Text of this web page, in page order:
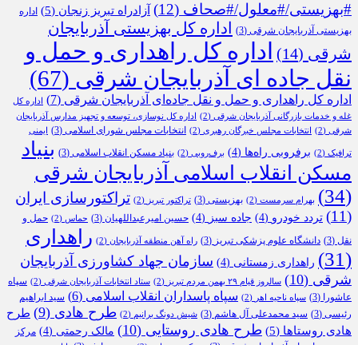
#بهزیستی/#معلول/#صحاف (12) آزادراه تبریز زنجان (5)
اداره
بهزیستی آذربایجان شرقی (3)
اداره کل بهزیستی آذربایجان
شرقی (14)
اداره کل راهداری و حمل و
نقل جاده ای آذربایجان شرقی (67)
اداره کل راهداری و حمل و نقل جاده‌ای آذربایجان شرقی (7)
اداره کل
غله و خدمات بازرگانی آذربایجان شرقی (2)
اداره کل نوسازی، توسعه و تجهیز مدارس آذربایجان
شرقی (2) انتخابات مجلس خبرگان رهبری (2) انتخابات مجلس شورای اسلامی (3) ایمنی
ترافیک (2) برفروبی راه‌ها (4) برف‌روبی (2) بنیاد مسکن انقلاب اسلامی (3)
بنیاد
مسکن انقلاب اسلامی آذربایجان شرقی
(34)
بهرام سرمست (2) بهزیستی (3) تراکتور تبریز (2)
تراکتورسازی ایران
(11)
تردد خودرو (4) جاده سبز (4) حسین امیرعبداللهیان (3) حماس (2)
حمل و
نقل (3) دانشگاه علوم پزشکی تبریز (3) راه آهن منطقه آذربایجان (2)
راهداری
(31)
راهداری زمستانی (4)
سازمان جهاد کشاورزی آذربایجان
شرقی (10) سالروز قیام ۲۹ بهمن مردم تبریز (2) ستاد انتخابات آذربایجان شرقی (2)
سپاه
عاشورا
(3) سپاه ناحیه اهر (2) سپاه پاسداران انقلاب اسلامی (6)
سید ابراهیم
رئیسی (3) سید محمدعلی آل هاشم (3) شیش دونگ برانیم (2) طرح هادی (9)
طرح
هادی روستاها (5) طرح هادی روستایی (10) مالک رحمتی (4)
مرکز